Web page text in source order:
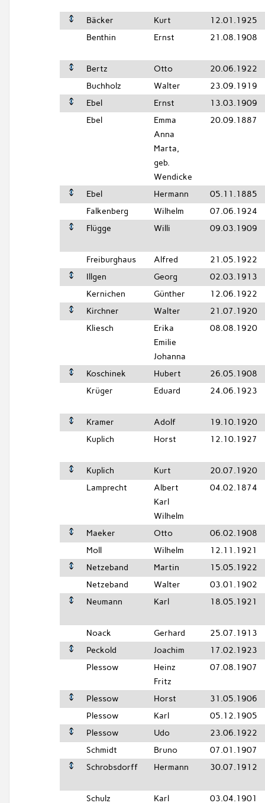
Bäcker Kurt
12.01.1925
Benthin
Ernst 21.08.1908
Bertz Otto
20.06.1922
Buchholz
Walter
23.09.1919
Ebel
Ernst
13.03.1909
Ebel
Emma
Anna
Marta,
geb.
Wendicke
20.09.1887
Ebel Hermann
05.11.1885
Falkenberg
Wilhelm
07.06.1924
Flügge
Willi 09.03.1909
Freiburghaus Alfred
21.05.1922
Illgen
Georg
02.03.1913
Kernichen
Günther
12.06.1922
Kirchner
Walter
21.07.1920
Kliesch
Erika
Emilie
Johanna
08.08.1920
Koschinek Hubert
26.05.1908
Krüger
Eduard 24.06.1923
Kramer Adolf
19.10.1920
Kuplich
Horst 12.10.1927
Kuplich Kurt
20.07.1920
Lamprecht
Albert
Karl
Wilhelm
04.02.1874
Maeker Otto
06.02.1908
Moll
Wilhelm
12.11.1921
Netzeband
Martin
15.05.1922
Netzeband
Walter
03.01.1902
Neumann
Karl 18.05.1921
Noack Gerhard
25.07.1913
Peckold
Joachim
17.02.1923
Plessow
Heinz
Fritz
07.08.1907
Plessow Horst
31.05.1906
Plessow
Karl
05.12.1905
Plessow
Udo
23.06.1922
Schmidt
Bruno
07.01.1907
Schrobsdorff
Hermann 30.07.1912
Schulz Karl 03.04.1901